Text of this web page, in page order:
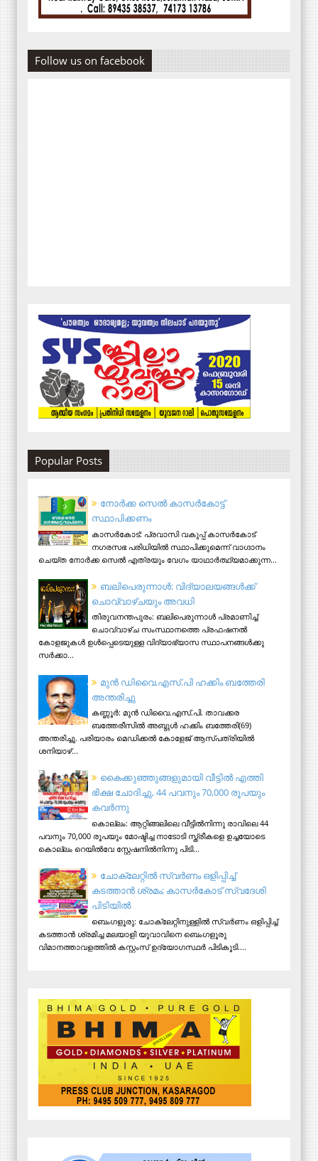
Follow us on facebook
Popular Posts
നോര്‍ക്ക സെല്‍ കാസര്‍കോട്ട്
സ്ഥാപിക്കണം
കാസര്‍കോട്: പ്രവാസി വകുപ്പ് കാസര്‍കോട്
നഗരസഭ പരിധിയില്‍ സ്ഥാപിക്കുമെന്ന് വാഗ്ദാനം
ചെയ്ത നോര്‍ക്ക സെല്‍ എത്രയും വേഗം യാഥാര്‍ത്ഥ്യമാക്കുന്ന...
ബലിപെരുന്നാള്‍: വിദ്യാലയങ്ങള്‍ക്ക്
ചൊവ്വാഴ്ചയും അവധി
തിരുവനന്തപുരം: ബലിപെരുന്നാള്‍ പ്രമാണിച്ച്
ചൊവ്വാഴ്ച സംസ്ഥാനത്തെ പ്രഫഷനല്‍
കോളജുകള്‍ ഉള്‍പ്പെടെയുള്ള വിദ്യാഭ്യാസ സ്ഥാപനങ്ങള്‍ക്കു
സര്‍ക്കാ...
മുന്‍ ഡിവൈ.എസ്.പി ഹക്കിം ബത്തേരി
അന്തരിച്ചു
കണ്ണൂര്‍: മുന്‍ ഡിവൈ.എസ്.പി. താവക്കര
ബത്തേരീസില്‍ അബ്ദുള്‍ ഹക്കിം ബത്തേരി(69)
അന്തരിച്ചു. പരിയാരം മെഡിക്കല്‍ കോളേജ് ആസ്​പത്രിയില്‍
ശനിയാഴ്...
കൈക്കുഞ്ഞുങ്ങളുമായി വീട്ടിൽ എത്തി
ഭിക്ഷ ചോദിച്ചു, 44 പവനും 70,000 രൂപയും
കവർന്നു
കൊല്ലം: ആറ്റിങ്ങലിലെ വീട്ടിൽനിന്നു രാവിലെ 44
പവനും 70,000 രൂപയും മോഷ്ടിച്ച നാടോടി സ്ത്രീകളെ ഉച്ചയോടെ
കൊല്ലം റെയിൽവേ സ്റ്റേഷനിൽനിന്നു പിടി...
ചോക്ലേറ്റിൽ സ്വർണം ഒളിപ്പിച്ച്
കടത്താൻ ശ്രമം; കാസർകോട് സ്വദേശി
പിടിയില്‍
ബെംഗളൂരു: ചോക്ലേറ്റിനുള്ളിൽ സ്വർണം ഒളിപ്പിച്ച്
കടത്താൻ ശ്രമിച്ച മലയാളി യുവാവിനെ ബെംഗളൂരു
വിമാനത്താവളത്തിൽ കസ്റ്റംസ് ഉദ്യോഗസ്ഥർ പിടികൂടി....